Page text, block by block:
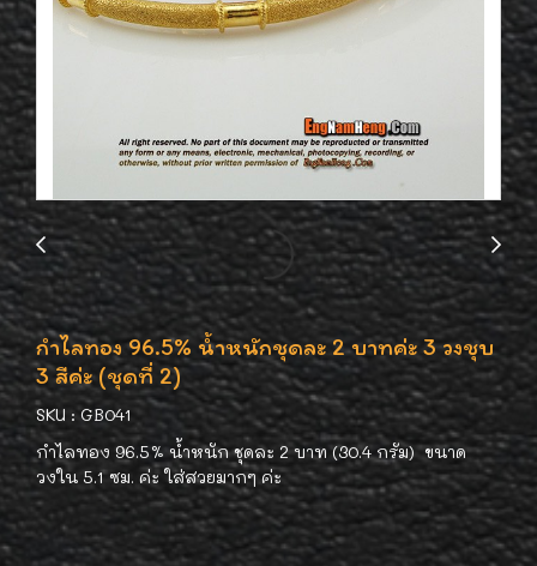
กำไลทอง 96.5% น้ำหนักชุดละ 2 บาทค่ะ 3 วงชุบ
3 สีค่ะ (ชุดที่ 2)
SKU : GB041
กำไลทอง 96.5% น้ำหนัก ชุดละ 2 บาท (30.4 กรัม) ขนาด
วงใน 5.1 ซม. ค่ะ ใส่สวยมากๆ ค่ะ